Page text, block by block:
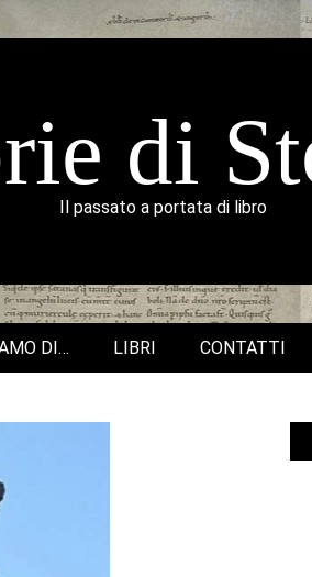
di
Il passato a portata di libro
Secondary
Menu
DI… LIBRI CONTATTI